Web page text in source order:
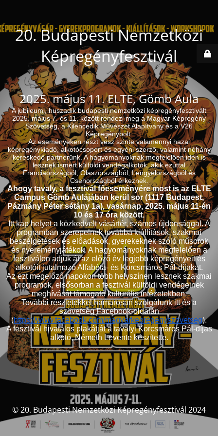
20. Budapesti Nemzetközi
Képregényfesztivál
2025. május 11. ELTE, Gömb Aula
A jubileumi, huszadik budapesti nemzetközi képregényfesztivált
2025. május 7. és 11. között rendezi meg a Magyar Képregény
Szövetség, a Kilencedik Művészet Alapítvány és a V26
Képregénybolt.
Az eseményeken részt vesz szinte valamennyi hazai
képregénykiadó, alkotócsoport és egyéni szerző, valamint néhány
kereskedő partnerünk. A hagyományoknak megfelelően idén is
lesznek ismert külföldi vendégalkotók, akik ezúttal
Franciaországból, Olaszországból, Lengyelországból és
Csehországból érkeznek.
Ahogy tavaly, a fesztivál főeseményére most is az ELTE
Campus Gömb Aulájában kerül sor (1117 Budapest,
Pázmány Péter sétány 1a), vasárnap, 2025. május 11-én
10 és 17 óra között.
Itt kap helyet a közkedvelt vásártér, számos újdonsággal. A
programban szerepelnek továbbá kiállítások, szakmai
beszélgetések és előadások, gyerekeknek szóló műsorok
és nyereményjátékok. A hagyományoknak megfelelően a
fesztiválon adjuk át az előző év legjobb képregényeit és
alkotóit jutalmazó Alfabéta- és Korcsmáros Pál-díjakat.
Az ezt megelőző napokon több helyszínen lesznek szakmai
programok, elsősorban a fesztivál külföldi vendégeinek
meghívását támogató kulturális intézetekben.
További részletekkel hamarosan szolgálunk itt és a
szövetség Facebook-oldalán
(https://www.facebook.com/magyarkepregenyszovetseg).
A fesztivál hivatalos plakátját a tavalyi Korcsmáros Pál-díjas
alkotó, Németh Levente készítette.
© 20. Budapesti Nemzetközi Képregényfesztivál 2024